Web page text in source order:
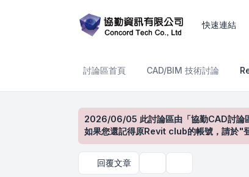
快速連結
討論區首頁 CAD/BIM 技術討論
2026/06/05 此討論區由「協勤CAD討論
如果您還記得原Revit club的帳號，請於"
回覆文章